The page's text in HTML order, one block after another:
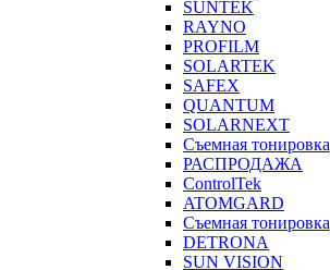
SUNTEK
RAYNO
PROFILM
SOLARTEK
SAFEX
QUANTUM
SOLARNEXT
Съемная тонировка
РАСПРОДАЖА
ControlTek
ATOMGARD
Съемная тонировка
DETRONA
SUN VISION